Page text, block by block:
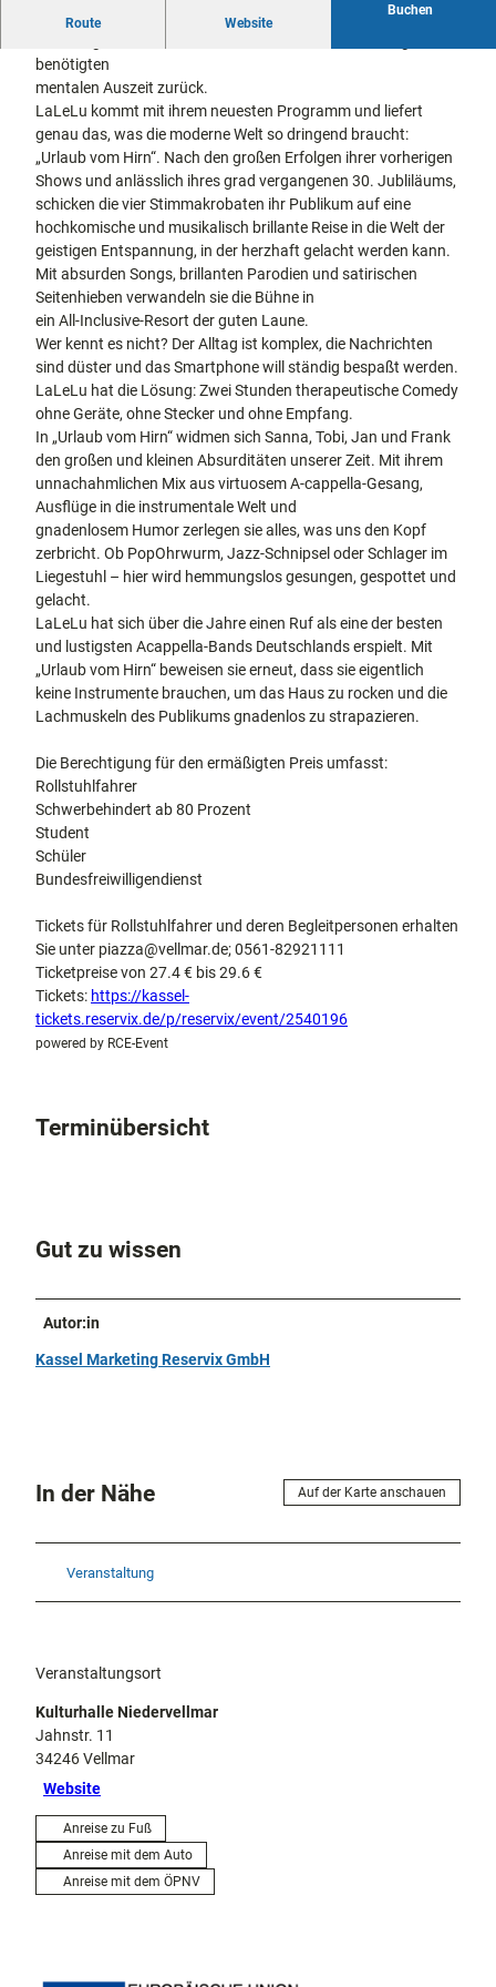
n,
Galeri
en und
Sonde
rausst
ellung
en
Street
Art
Theat
er und
Bühne
nkunst
Gärten
Kassel
Wandern
im
Grünen
Stadtführungen
mit
Kindern
Gastronomie
und
Shopping
Unterkünfte
Ausflugsziele
in der Region
Häufig
gestellte
Fragen
Route Website
Buchen
A-cappella-Comedy für die überlasteten Synapsen
benötigten
mentalen Auszeit zurück.
LaLeLu kommt mit ihrem neuesten Programm und liefert
genau das, was die moderne Welt so dringend braucht:
„Urlaub vom Hirn“. Nach den großen Erfolgen ihrer vorherigen
Shows und anlässlich ihres grad vergangenen 30. Jubliläums,
schicken die vier Stimmakrobaten ihr Publikum auf eine
hochkomische und musikalisch brillante Reise in die Welt der
geistigen Entspannung, in der herzhaft gelacht werden kann.
Mit absurden Songs, brillanten Parodien und satirischen
Seitenhieben verwandeln sie die Bühne in
ein All-Inclusive-Resort der guten Laune.
Wer kennt es nicht? Der Alltag ist komplex, die Nachrichten
sind düster und das Smartphone will ständig bespaßt werden.
LaLeLu hat die Lösung: Zwei Stunden therapeutische Comedy
ohne Geräte, ohne Stecker und ohne Empfang.
In „Urlaub vom Hirn“ widmen sich Sanna, Tobi, Jan und Frank
den großen und kleinen Absurditäten unserer Zeit. Mit ihrem
unnachahmlichen Mix aus virtuosem A-cappella-Gesang,
Ausflüge in die instrumentale Welt und
gnadenlosem Humor zerlegen sie alles, was uns den Kopf
zerbricht. Ob PopOhrwurm, Jazz-Schnipsel oder Schlager im
Liegestuhl – hier wird hemmungslos gesungen, gespottet und
gelacht.
LaLeLu hat sich über die Jahre einen Ruf als eine der besten
und lustigsten Acappella-Bands Deutschlands erspielt. Mit
„Urlaub vom Hirn“ beweisen sie erneut, dass sie eigentlich
keine Instrumente brauchen, um das Haus zu rocken und die
Lachmuskeln des Publikums gnadenlos zu strapazieren.
Die Berechtigung für den ermäßigten Preis umfasst:
Rollstuhlfahrer
Schwerbehindert ab 80 Prozent
Student
Schüler
Bundesfreiwilligendienst
Tickets für Rollstuhlfahrer und deren Begleitpersonen erhalten
Sie unter piazza@vellmar.de; 0561-82921111
Ticketpreise von 27.4 € bis 29.6 €
Tickets: https://kassel-
tickets.reservix.de/p/reservix/event/2540196
powered by RCE-Event
Terminübersicht
Gut zu wissen
Autor:in
Kassel Marketing Reservix GmbH
In der Nähe Auf der Karte anschauen
Veranstaltung
Veranstaltungsort
Kulturhalle Niedervellmar
Jahnstr. 11
34246Vellmar
Website
Anreise zu Fuß
Anreise mit dem Auto
Anreise mit dem ÖPNV